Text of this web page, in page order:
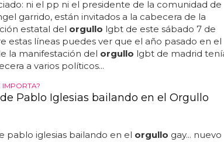
los organizadores delorgullolgbt de madrid lo
ni el pp ni el presidente de la comunidad de
garrido, están invitados a la cabecera de la
estatal delorgullolgbt de este sábado 7 de
estas líneas puedes ver que el año pasado en el
la manifestación delorgullo
a varios políticos...
IMPORTA?
Pablo Iglesias bailando en el Orgullo